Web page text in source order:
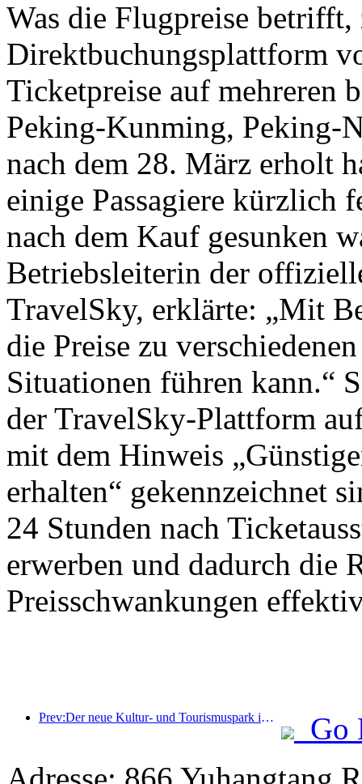
Was die Flugpreise
Direktbuchungsplattform
Ticketpreise auf mehreren
Peking-Kunming, Peking-
nach dem 28. März erholt
einige Passagiere kürzlich
nach dem Kauf gesunken
Betriebsleiterin der
TravelSky, erklärte: „Mit
die Preise zu
Situationen führen kann.“
der TravelSky-Plattform
mit dem Hinweis
erhalten“ gekennzeichnet
24 Stunden nach
erwerben und dadurch die
Preisschwankungen
Prev:Der neue Kultur- und Tourismuspark im Pekinger Unterzentrum, der Pinnacle Park, wird dieses Jahr offiziell eröffnet.
Go